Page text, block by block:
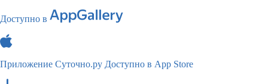
Доступно в
Приложение Суточно.ру Доступно в App Store